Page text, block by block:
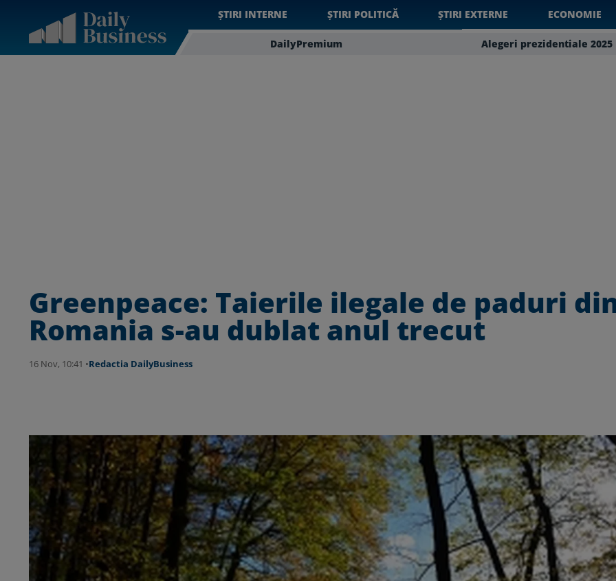
ȘTIRI INTERNE ȘTIRI POLITICĂ ȘTIRI EXTERNE ECONOMIE
DailyPremium Alegeri prezidentiale 2025
Greenpeace: Taierile ilegale de paduri
Romania s-au dublat anul trecut
16 Nov, 10:41 •Redactia DailyBusiness